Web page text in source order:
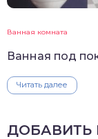
Ванная комната
Ванная под
Читать далее
ДОБАВИТЬ